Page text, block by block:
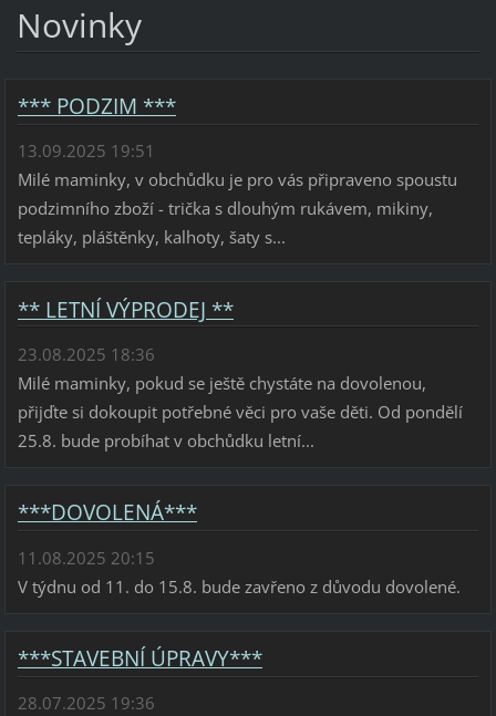
Novinky
*** PODZIM ***
13.09.2025 19:51
Milé maminky, v obchůdku je pro vás připraveno spoustu
podzimního zboží - trička s dlouhým rukávem, mikiny,
tepláky, pláštěnky, kalhoty, šaty s...
** LETNÍ VÝPRODEJ **
23.08.2025 18:36
Milé maminky, pokud se ještě chystáte na dovolenou,
přijďte si dokoupit potřebné věci pro vaše děti. Od pondělí
25.8. bude probíhat v obchůdku letní...
***DOVOLENÁ***
11.08.2025 20:15
V týdnu od 11. do 15.8. bude zavřeno z důvodu dovolené.
***STAVEBNÍ ÚPRAVY***
28.07.2025 19:36